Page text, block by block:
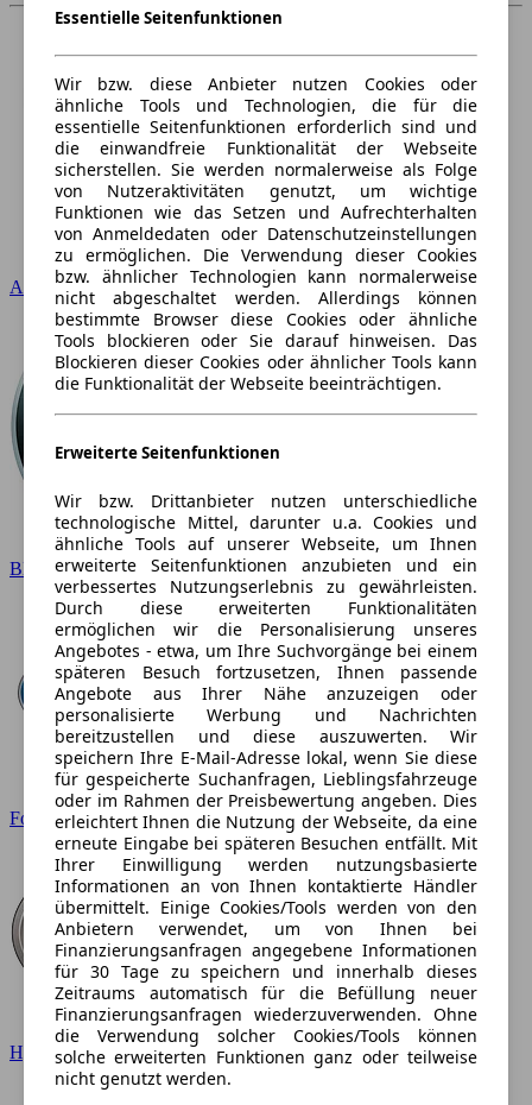
Audi
BMW
Ford
Hyundai
Essentielle Seitenfunktionen
Wir bzw. diese Anbieter nutzen Cookies oder
ähnliche Tools und Technologien, die für die
essentielle Seitenfunktionen erforderlich sind und
die einwandfreie Funktionalität der Webseite
sicherstellen. Sie werden normalerweise als Folge
von Nutzeraktivitäten genutzt, um wichtige
Funktionen wie das Setzen und Aufrechterhalten
von Anmeldedaten oder Datenschutzeinstellungen
zu ermöglichen. Die Verwendung dieser Cookies
bzw. ähnlicher Technologien kann normalerweise
nicht abgeschaltet werden. Allerdings können
bestimmte Browser diese Cookies oder ähnliche
Tools blockieren oder Sie darauf hinweisen. Das
Blockieren dieser Cookies oder ähnlicher Tools kann
die Funktionalität der Webseite beeinträchtigen.
Erweiterte Seitenfunktionen
Wir bzw. Drittanbieter nutzen unterschiedliche
technologische Mittel, darunter u.a. Cookies und
ähnliche Tools auf unserer Webseite, um Ihnen
erweiterte Seitenfunktionen anzubieten und ein
verbessertes Nutzungserlebnis zu gewährleisten.
Durch diese erweiterten Funktionalitäten
ermöglichen wir die Personalisierung unseres
Angebotes - etwa, um Ihre Suchvorgänge bei einem
späteren Besuch fortzusetzen, Ihnen passende
Angebote aus Ihrer Nähe anzuzeigen oder
personalisierte Werbung und Nachrichten
bereitzustellen und diese auszuwerten. Wir
speichern Ihre E-Mail-Adresse lokal, wenn Sie diese
für gespeicherte Suchanfragen, Lieblingsfahrzeuge
oder im Rahmen der Preisbewertung angeben. Dies
erleichtert Ihnen die Nutzung der Webseite, da eine
erneute Eingabe bei späteren Besuchen entfällt. Mit
Ihrer Einwilligung werden nutzungsbasierte
Informationen an von Ihnen kontaktierte Händler
übermittelt. Einige Cookies/Tools werden von den
Anbietern verwendet, um von Ihnen bei
Finanzierungsanfragen angegebene Informationen
für 30 Tage zu speichern und innerhalb dieses
Zeitraums automatisch für die Befüllung neuer
Finanzierungsanfragen wiederzuverwenden. Ohne
die Verwendung solcher Cookies/Tools können
solche erweiterten Funktionen ganz oder teilweise
nicht genutzt werden.